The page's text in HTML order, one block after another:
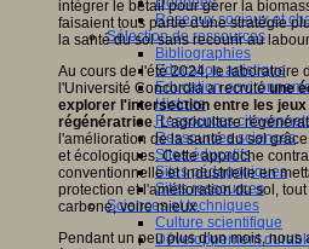
Réseaux sociaux et
Sélection de ressources
Bibliographies
Education artistique
Education
Histoire
Ressources
Ressources sciences
Sites éducatifs
Sites pédagogiques
Sites ressources
Sciences et techniques
Culture scientifique
Développement
intégrer le bétail pour gérer la
faisaient tous partie d'une stratégie
la santé du sol sans recourir au
Au cours de l'été 2024, le laboratoire
l'Université Concordia a recrutéune
explorer l'intersection entre les
régénératrice. L'agriculture
l'amélioration de la santé du sol
et écologiques. Cette approche
conventionnelle et industrielle en
protection et l'amélioration du sol,
carbone, voire mieux.
Pendant un peu plus d'un mois, nous